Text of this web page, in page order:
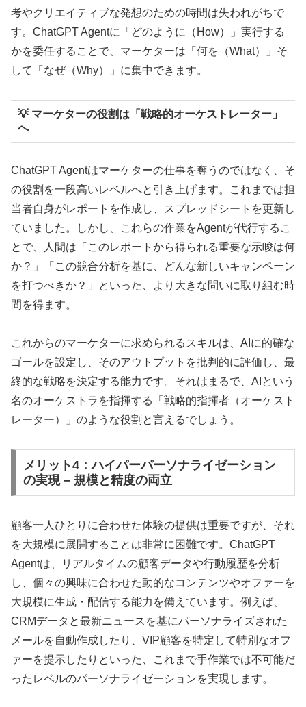
考やクリエイティブな発想のための時間は失われがちで
す。ChatGPT Agentに「どのように（How）」実行する
かを委任することで、マーケターは「何を（What）」そ
して「なぜ（Why）」に集中できます。
💡 マーケターの役割は「戦略的オーケストレーター」
へ
ChatGPT Agentはマーケターの仕事を奪うのではなく、そ
の役割を一段高いレベルへと引き上げます。これまでは担
当者自身がレポートを作成し、スプレッドシートを更新し
ていました。しかし、これらの作業をAgentが代行するこ
とで、人間は「このレポートから得られる重要な示唆は何
か？」「この競合分析を基に、どんな新しいキャンペーン
を打つべきか？」といった、より大きな問いに取り組む時
間を得ます。
これからのマーケターに求められるスキルは、AIに的確な
ゴールを設定し、そのアウトプットを批判的に評価し、最
終的な戦略を決定する能力です。それはまるで、AIという
名のオーケストラを指揮する「戦略的指揮者（オーケスト
レーター）」のような役割と言えるでしょう。
メリット4：ハイパーパーソナライゼーション
の実現 – 規模と精度の両立
顧客一人ひとりに合わせた体験の提供は重要ですが、それ
を大規模に展開することは非常に困難です。ChatGPT
Agentは、リアルタイムの顧客データや行動履歴を分析
し、個々の興味に合わせた動的なコンテンツやオファーを
大規模に生成・配信する能力を備えています。例えば、
CRMデータと最新ニュースを基にパーソナライズされた
メールを自動作成したり、VIP顧客を特定して特別なオフ
ァーを提示したりといった、これまで手作業では不可能だ
ったレベルのパーソナライゼーションを実現します。